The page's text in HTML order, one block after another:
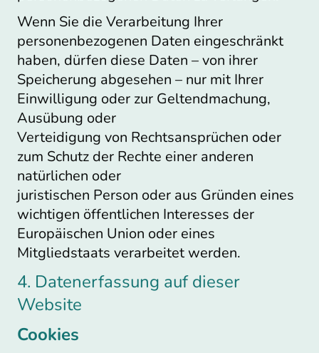
Wenn Sie die Verarbeitung Ihrer
personenbezogenen Daten eingeschränkt
haben, dürfen diese Daten – von ihrer
Speicherung abgesehen – nur mit Ihrer
Einwilligung oder zur Geltendmachung,
Ausübung oder
Verteidigung von Rechtsansprüchen oder
zum Schutz der Rechte einer anderen
natürlichen oder
juristischen Person oder aus Gründen eines
wichtigen öffentlichen Interesses der
Europäischen Union oder eines
Mitgliedstaats verarbeitet werden.
4. Datenerfassung auf dieser
Website
Cookies